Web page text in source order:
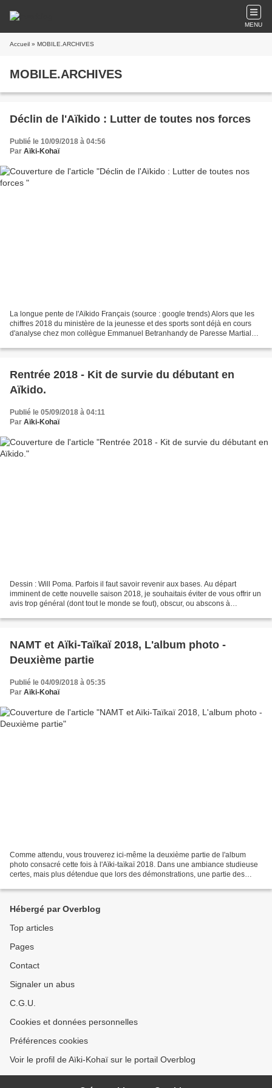
MENU
Accueil » MOBILE.ARCHIVES
MOBILE.ARCHIVES
Déclin de l'Aïkido : Lutter de toutes nos forces
Publié le 10/09/2018 à 04:56
Par Aïki-Kohaï
La longue pente de l'Aïkido Français (source : google trends) Alors que les
chiffres 2018 du ministère de la jeunesse et des sports sont déjà en cours
d'analyse chez mon collègue Emmanuel Betranhandy de Paresse Martiale,
Rentrée 2018 - Kit de survie du débutant en
Aïkido.
Publié le 05/09/2018 à 04:11
Par Aïki-Kohaï
Dessin : Will Poma. Parfois il faut savoir revenir aux bases. Au départ
imminent de cette nouvelle saison 2018, je souhaitais éviter de vous offrir un
avis trop général (dont tout le monde se fout), obscur, ou abscons à
NAMT et Aïki-Taïkaï 2018, L'album photo -
Deuxième partie
Publié le 04/09/2018 à 05:35
Par Aïki-Kohaï
Comme attendu, vous trouverez ici-même la deuxième partie de l'album
photo consacré cette fois à l'Aïki-taïkaï 2018. Dans une ambiance studieuse
certes, mais plus détendue que lors des démonstrations, une partie des
Hébergé par Overblog
Top articles
Pages
Contact
Signaler un abus
C.G.U.
Cookies et données personnelles
Préférences cookies
Voir le profil de Aïki-Kohaï sur le portail Overblog